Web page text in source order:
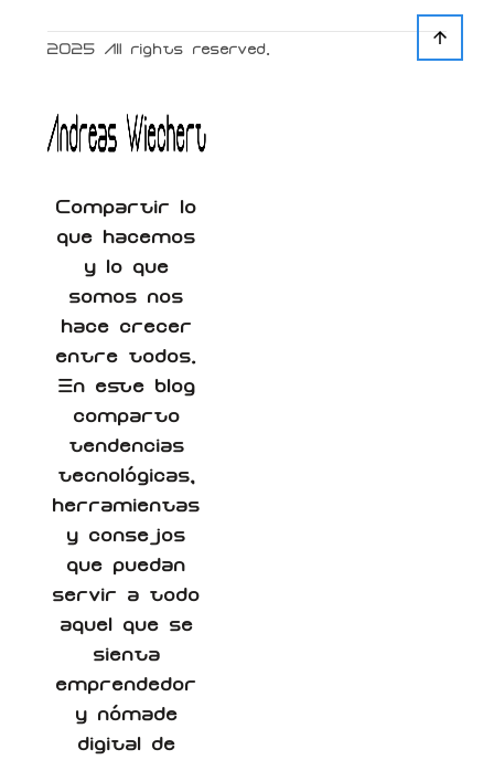
Compartir lo
que hacemos
y lo que
somos nos
hace crecer
entre todos.
En este blog
comparto
tendencias
tecnológicas,
herramientas
y consejos
que puedan
servir a todo
aquel que se
sienta
emprendedor
y nómade
digital de
2025 All rights reserved.